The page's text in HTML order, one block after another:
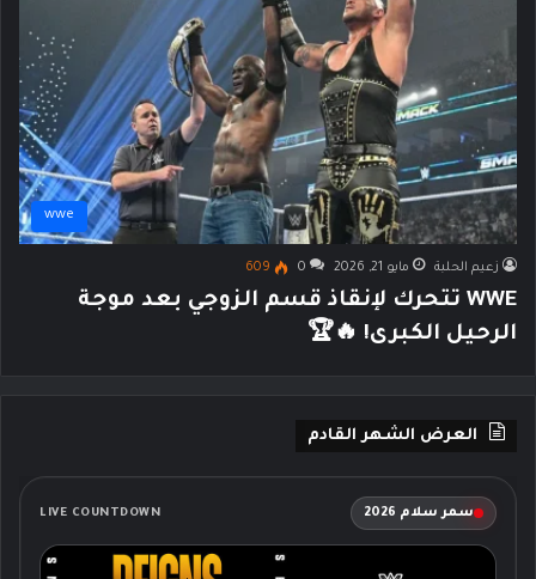
wwe
زعيم الحلبة مايو 21, 2026 0
609
WWE تتحرك لإنقاذ قسم الزوجي بعد موجة
الرحيل الكبرى! 🔥🏆
العرض الشهر القادم
سمر سلام 2026 LIVE COUNTDOWN